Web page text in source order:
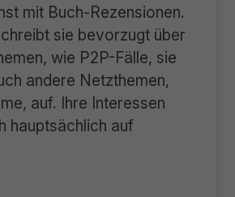
mit Buch-Rezensionen.
sie bevorzugt über
wie P2P-Fälle, sie
andere Netzthemen,
auf. Ihre Interessen
hauptsächlich auf